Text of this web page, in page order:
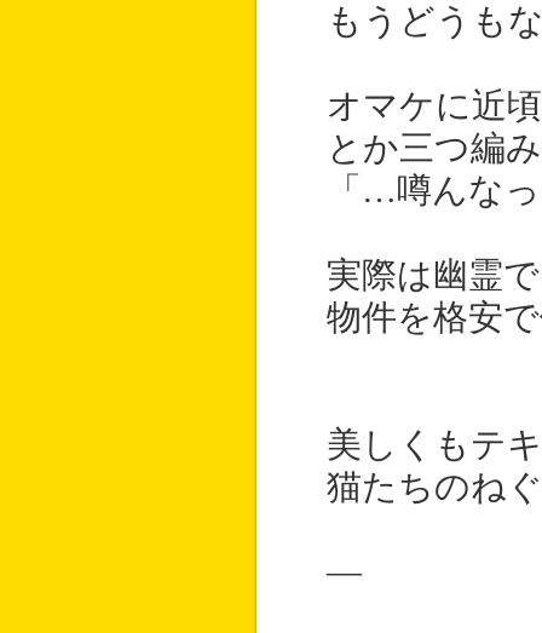
もうどうも
オマケに近
とか三つ編
「…噂んな
実際は幽霊
物件を格安
美しくもテ
猫たちのね
―